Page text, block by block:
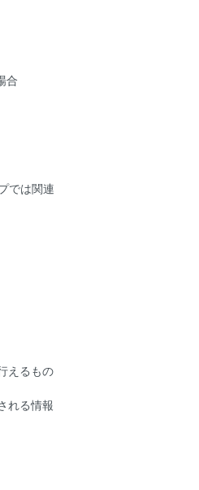
合
では関連
えるもの
れる情報